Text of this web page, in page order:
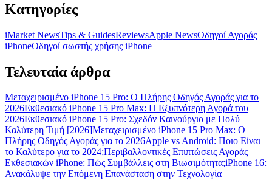
Κατηγορίες
iMarket NewsTips & GuidesReviewsApple NewsΟδηγοί Αγοράς
iPhoneOδηγοί σωστής χρήσης iPhone
Τελευταία άρθρα
Μεταχειρισμένο iPhone 15 Pro: Ο Πλήρης Οδηγός Αγοράς για το
2026Εκθεσιακό iPhone 15 Pro Max: Η Εξυπνότερη Αγορά του
2026Εκθεσιακό iPhone 15 Pro: Σχεδόν Καινούργιο με Πολύ
Καλύτερη Τιμή [2026]Μεταχειρισμένο iPhone 15 Pro Max: Ο
Πλήρης Οδηγός Αγοράς για το 2026Apple vs Android: Ποιο Είναι
το Καλύτερο για το 2024;Περιβαλλοντικές Επιπτώσεις Αγοράς
Εκθεσιακών iPhone: Πώς Συμβάλλεις στη Βιωσιμότητα;iPhone 16:
Ανακάλυψε την Επόμενη Επανάσταση στην Τεχνολογία